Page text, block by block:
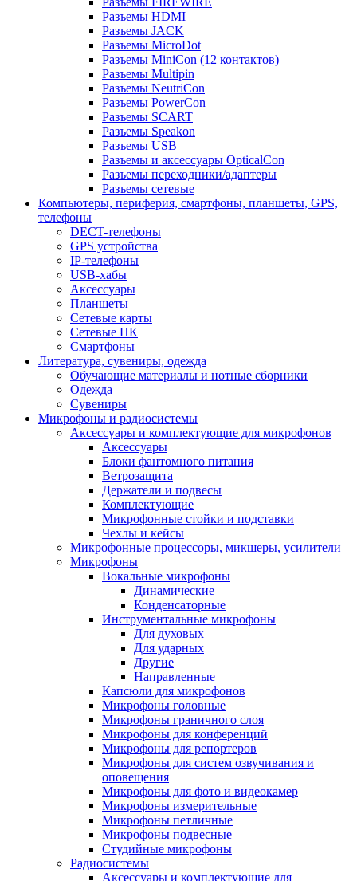
Разъемы HDMI
Разъемы JACK
Разъемы MicroDot
Разъемы MiniCon (12 контактов)
Разъемы Multipin
Разъемы NeutriCon
Разъемы PowerCon
Разъемы SCART
Разъемы Speakon
Разъемы USB
Разъемы и аксессуары OpticalCon
Разъемы переходники/адаптеры
Разъемы сетевые
Компьютеры, периферия, смартфоны, планшеты, GPS,
телефоны
DECT-телефоны
GPS устройства
IP-телефоны
USB-хабы
Аксессуары
Планшеты
Сетевые карты
Сетевые ПК
Смартфоны
Литература, сувениры, одежда
Обучающие материалы и нотные сборники
Одежда
Сувениры
Микрофоны и радиосистемы
Аксессуары и комплектующие для микрофонов
Аксессуары
Блоки фантомного питания
Ветрозащита
Держатели и подвесы
Комплектующие
Микрофонные стойки и подставки
Чехлы и кейсы
Микрофонные процессоры, микшеры, усилители
Микрофоны
Вокальные микрофоны
Динамические
Конденсаторные
Инструментальные микрофоны
Для духовых
Для ударных
Другие
Направленные
Капсюли для микрофонов
Микрофоны головные
Микрофоны граничного слоя
Микрофоны для конференций
Микрофоны для репортеров
Микрофоны для систем озвучивания и
оповещения
Микрофоны для фото и видеокамер
Микрофоны измерительные
Микрофоны петличные
Микрофоны подвесные
Студийные микрофоны
Радиосистемы
Аксессуары и комплектующие для